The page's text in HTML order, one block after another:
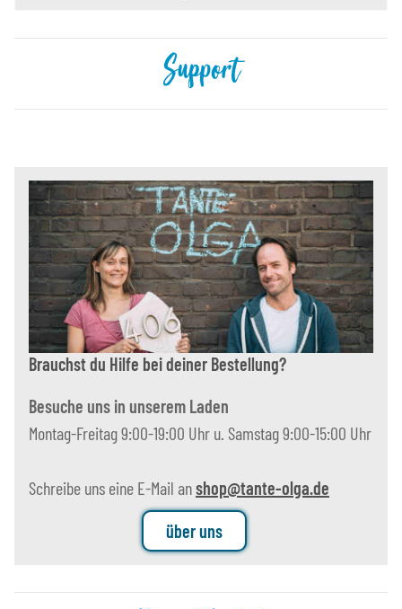
Support
Brauchst du Hilfe bei deiner Bestellung?
Besuche uns in unserem Laden
Montag-Freitag 9:00-19:00 Uhr u. Samstag 9:00-15:00 Uhr
Schreibe uns eine E-Mail anshop@tante-olga.de
über uns